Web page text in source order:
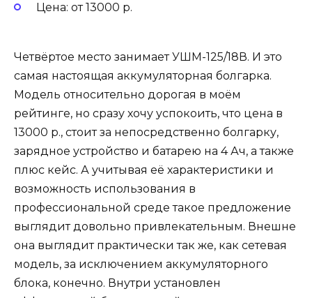
Цена: от 13000 р.
Четвёртое место занимает УШМ-125/18В. И это
самая настоящая аккумуляторная болгарка.
Модель относительно дорогая в моём
рейтинге, но сразу хочу успокоить, что цена в
13000 р., стоит за непосредственно болгарку,
зарядное устройство и батарею на 4 Ач, а также
плюс кейс. А учитывая её характеристики и
возможность использования в
профессиональной среде такое предложение
выглядит довольно привлекательным. Внешне
она выглядит практически так же, как сетевая
модель, за исключением аккумуляторного
блока, конечно. Внутри установлен